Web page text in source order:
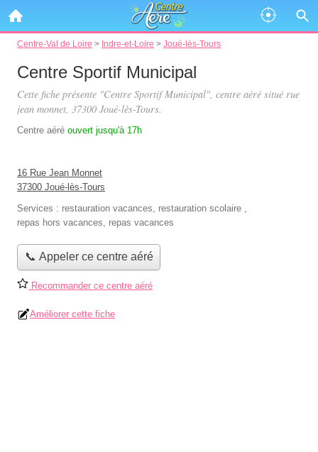
Centre-Val de Loire > Indre-et-Loire > Joué-lès-Tours
Centre Sportif Municipal
Cette fiche présente "Centre Sportif Municipal", centre aéré situé rue
jean monnet, 37300 Joué-lès-Tours.
Centre aéré ouvert jusqu'à 17h
16 Rue Jean Monnet
37300 Joué-lès-Tours
Services : restauration vacances, restauration scolaire ,
repas hors vacances, repas vacances
📞 Appeler ce centre aéré
Recommander ce centre aéré
Améliorer cette fiche